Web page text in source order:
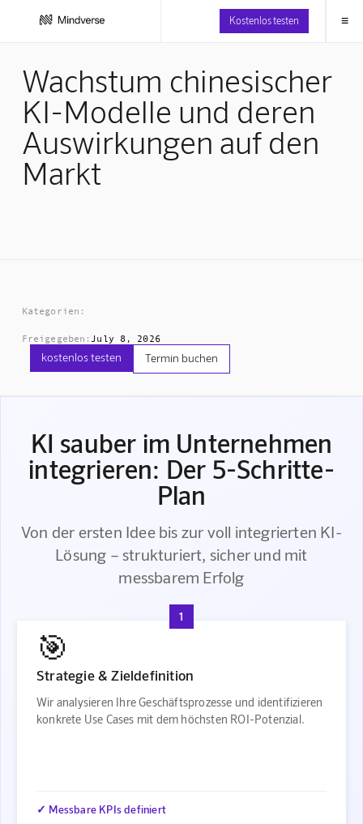
Kostenlos testen ≡
Wachstum chinesischer
KI-Modelle und deren
Auswirkungen auf den
Markt
Kategorien:
Freigegeben: July 8, 2026
kostenlos testen Termin buchen
KI sauber im Unternehmen
integrieren: Der 5-Schritte-
Plan
Von der ersten Idee bis zur voll integrierten KI-
Lösung – strukturiert, sicher und mit
messbarem Erfolg
1
🎯
Strategie & Zieldefinition
Wir analysieren Ihre Geschäftsprozesse und identifizieren
konkrete Use Cases mit dem höchsten ROI-Potenzial.
✓ Messbare KPIs definiert